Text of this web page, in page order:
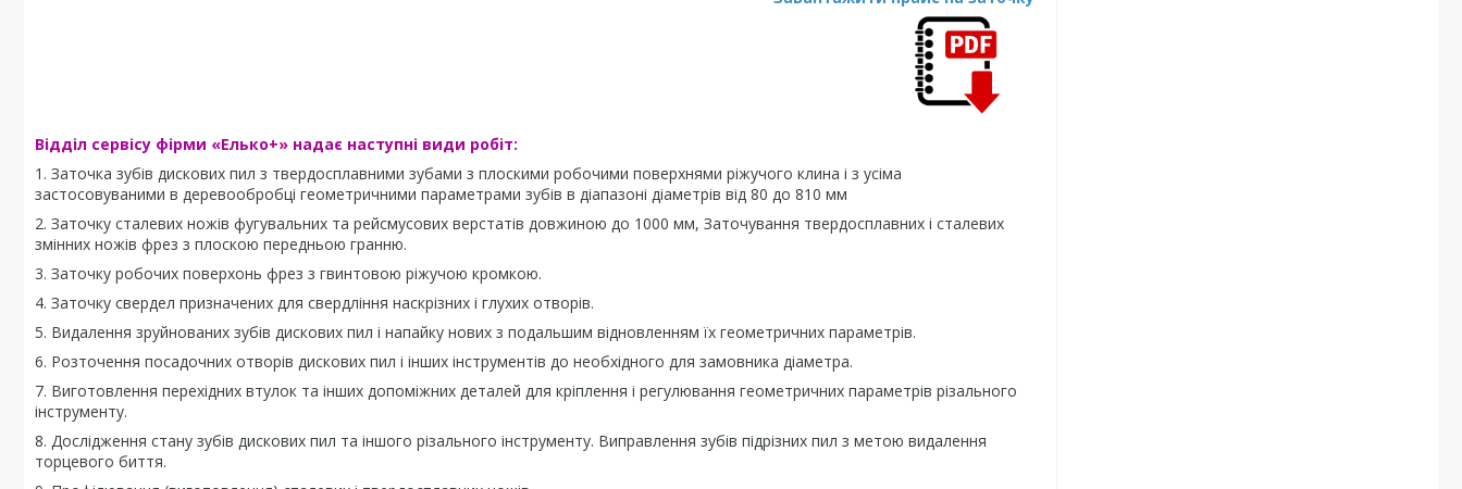
Відділ сервісу фірми «Елько+» надає наступні види робіт:
1. Заточка зубів дискових пил з твердосплавними зубами з плоскими робочими поверхнями ріжучого клина і з усіма
застосовуваними в деревообробці геометричними параметрами зубів в діапазоні діаметрів від 80 до 810 мм
2. Заточку сталевих ножів фугувальних та рейсмусових верстатів довжиною до 1000 мм, Заточування твердосплавних і сталевих
змінних ножів фрез з плоскою передньою гранню.
3. Заточку робочих поверхонь фрез з гвинтовою ріжучою кромкою.
4. Заточку свердел призначених для свердління наскрізних і глухих отворів.
5. Видалення зруйнованих зубів дискових пил і напайку нових з подальшим відновленням їх геометричних параметрів.
6. Розточення посадочних отворів дискових пил і інших інструментів до необхідного для замовника діаметра.
7. Виготовлення перехідних втулок та інших допоміжних деталей для кріплення і регулювання геометричних параметрів різального
інструменту.
8. Дослідження стану зубів дискових пил та іншого різального інструменту. Виправлення зубів підрізних пил з метою видалення
торцевого биття.